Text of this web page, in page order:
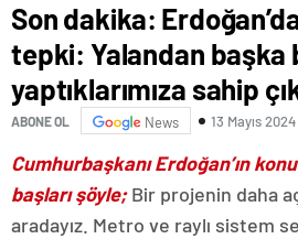
Son dakika:
tepki: Yalandan başka
yaptıklarımıza sahip
ABONE OL News 13 Mayıs
Cumhurbaşkanı Erdoğan’ın
başları şöyle;Bir projenin daha
aradayız. Metro ve raylı sistem